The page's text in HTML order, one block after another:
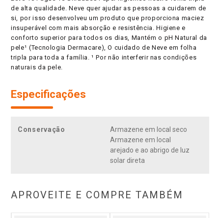
de alta qualidade. Neve quer ajudar as pessoas a cuidarem de
si, por isso desenvolveu um produto que proporciona maciez
insuperável com mais absorção e resistência. Higiene e
conforto superior para todos os dias, Mantém o pH Natural da
pele¹ (Tecnologia Dermacare), O cuidado de Neve em folha
tripla para toda a família. ¹ Por não interferir nas condições
naturais da pele.
Especificações
Conservação
Armazene em local seco
Armazene em local
arejado e ao abrigo de luz
solar direta
APROVEITE E COMPRE TAMBÉM